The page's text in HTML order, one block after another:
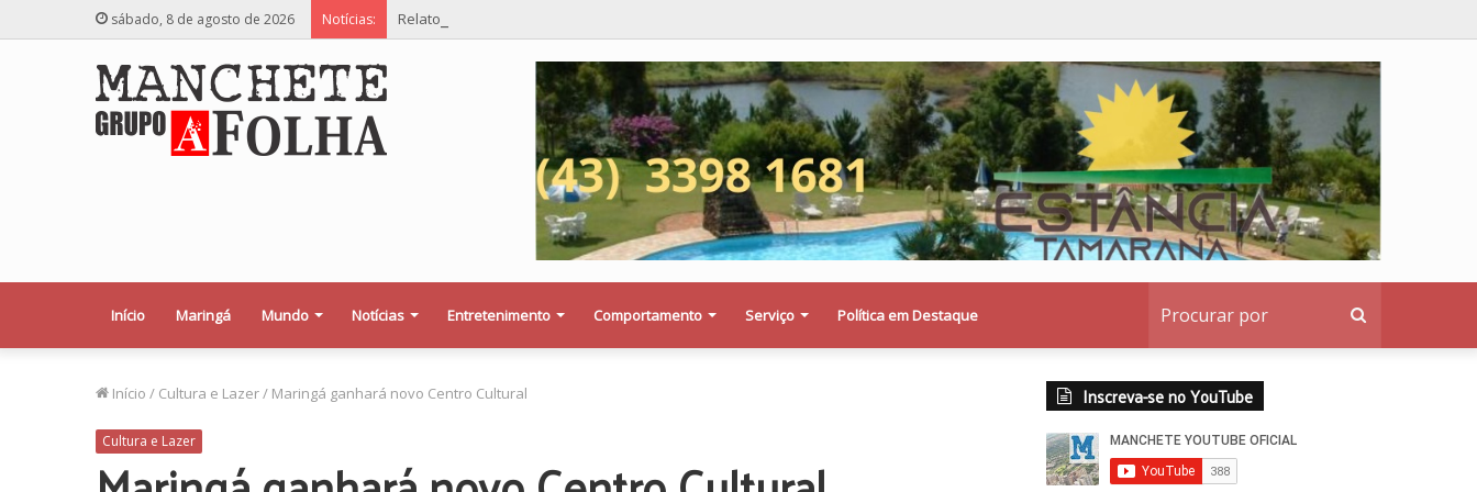
sábado, 8 de agosto de 2026 Notícias: Relator deseja saber se a Procuradoria Jurídica da Câmara de Maringá deu orientação institucional ao denunciante
Início Maringá Mundo Notícias Entretenimento Comportamento Serviço Política em Destaque
Início / Cultura e Lazer/ Maringá ganhará novo Centro Cultural
Cultura e Lazer
Inscreva-se no YouTube